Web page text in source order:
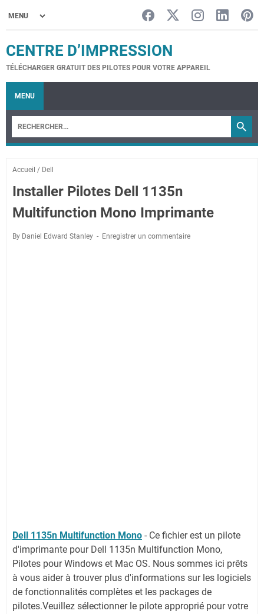
CENTRE D’IMPRESSION
TÉLÉCHARGER GRATUIT DES PILOTES POUR VOTRE APPAREIL
MENU
Accueil / Dell
Installer Pilotes Dell 1135n
Multifunction Mono Imprimante
By Daniel Edward Stanley Enregistrer un commentaire
Dell 1135n Multifunction Mono - Ce fichier est un pilote
d'imprimante pour Dell 1135n Multifunction Mono,
Pilotes pour Windows et Mac OS. Nous sommes ici prêts
à vous aider à trouver plus d'informations sur les logiciels
de fonctionnalités complètes et les packages de
pilotes.Veuillez sélectionner le pilote approprié pour votre